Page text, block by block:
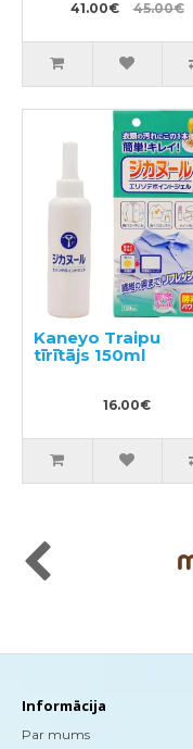
41.00€ 45.00€
Kaneyo Traipu
tīrītājs 150ml
16.00€
Informācija
Par mums